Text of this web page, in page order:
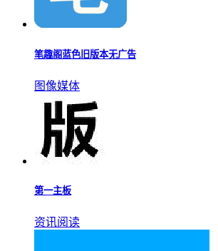
笔趣阁蓝色旧版本无广告
图像媒体
第一主板
资讯阅读